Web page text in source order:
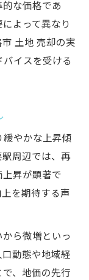
な価格であ
よって異なり
土地 売却の実
イスを受ける
やかな上昇傾
周辺では、再
上昇が顕著で
を期待する声
ら微増といっ
動態や地域経
、地価の先行